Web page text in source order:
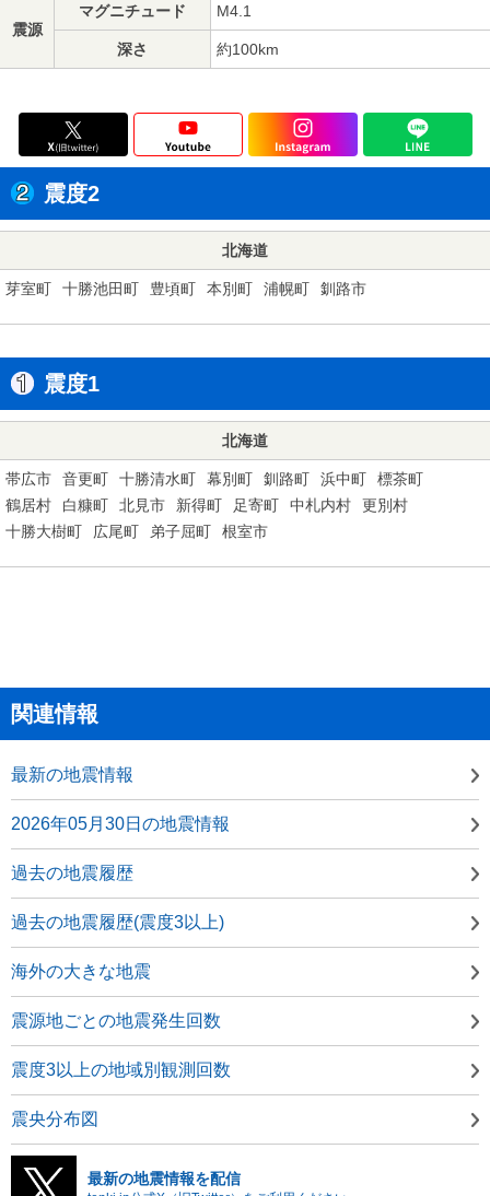
震源
マグニチュード M4.1
深さ 約100km
震度2
北海道
芽室町 十勝池田町 豊頃町 本別町 浦幌町 釧路市
震度1
北海道
帯広市 音更町 十勝清水町 幕別町 釧路町 浜中町
標茶町
鶴居村
白糠町 北見市 新得町 足寄町 中札内村
更別村
十勝大樹町
広尾町 弟子屈町 根室市
関連情報
最新の地震情報
2026年05月30日の地震情報
過去の地震履歴
過去の地震履歴(震度3以上)
海外の大きな地震
震源地ごとの地震発生回数
震度3以上の地域別観測回数
震央分布図
最新の地震情報を配信